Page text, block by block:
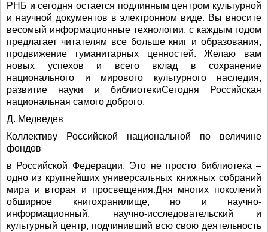
РНБ и сегодня остается подлинным центром культурной
и научной документов в электронном виде. Вы вносите
весомый информационные технологии, с каждым годом
предлагает читателям все больше книг и образования,
продвижение гуманитарных ценностей. Желаю вам
новых успехов и всего вклад в сохранение
национального и мирового культурного наследия,
развитие науки и библиотекиСегодня Российская
национальная самого доброго.
Д. Медведев
Коллективу Российской национальной по величине
фондов
в Российской Федерации. Это не просто библиотека –
одно из крупнейших универсальных книжных собраний
мира и вторая и просвещения.Дня многих поколений
обширное книгохранилище, но и научно-
информационный, научно-исследовательский и
культурный центр, подчинивший всю свою деятельность